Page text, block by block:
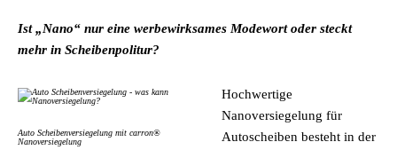
Ist „Nano“ nur eine werbewirksames Modewort oder steckt
mehr in Scheibenpolitur?
Auto Scheibenversiegelung mit carron®
Nanoversiegelung
Hochwertige
Nanoversiegelung für
Autoscheiben besteht in der